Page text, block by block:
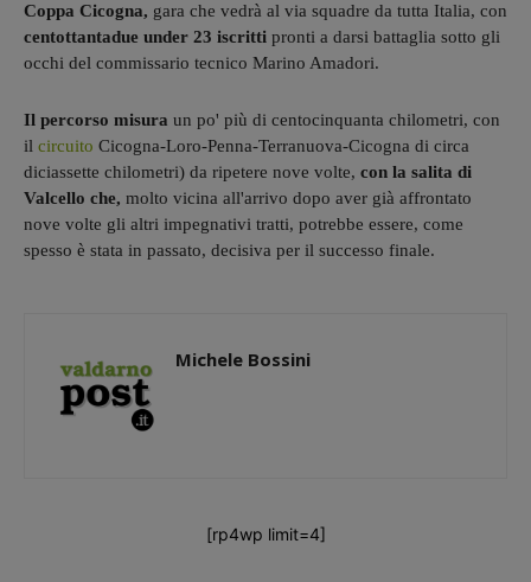
Coppa Cicogna, gara che vedrà al via squadre da tutta Italia, con
centottantadue under 23 iscritti pronti a darsi battaglia sotto gli
occhi del commissario tecnico Marino Amadori.
Il percorso misura un po' più di centocinquanta chilometri, con
il circuito Cicogna-Loro-Penna-Terranuova-Cicogna di circa
diciassette chilometri) da ripetere nove volte, con la salita di
Valcello che, molto vicina all'arrivo dopo aver già affrontato
nove volte gli altri impegnativi tratti, potrebbe essere, come
spesso è stata in passato, decisiva per il successo finale.
Michele Bossini
[rp4wp limit=4]